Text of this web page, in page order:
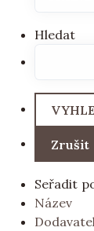
Hledat
Seřadit
Název
Dodavatel